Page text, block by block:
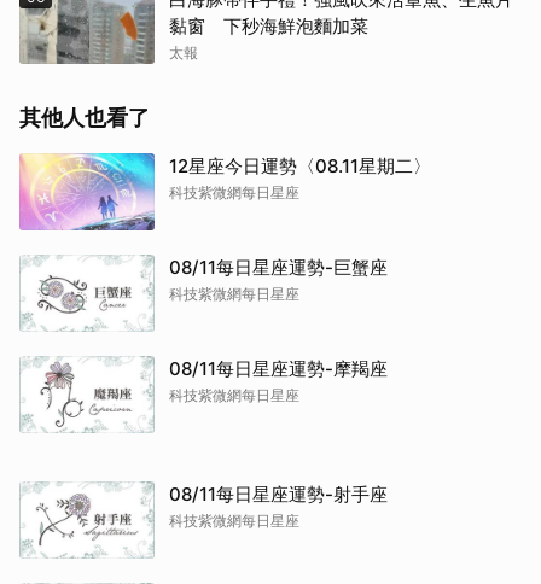
黏窗 下秒海鮮泡麵加菜
太報
其他人也看了
12星座今日運勢〈08.11星期二〉
科技紫微網每日星座
08/11每日星座運勢-巨蟹座
科技紫微網每日星座
08/11每日星座運勢-摩羯座
科技紫微網每日星座
08/11每日星座運勢-射手座
科技紫微網每日星座